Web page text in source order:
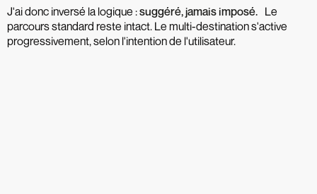
J'ai donc inversé la logique :suggéré, jamais imposé.Le
parcours standard reste intact. Le multi-destination s'active
progressivement, selon l'intention de l'utilisateur.